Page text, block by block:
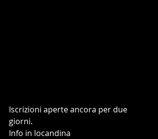
Iscrizioni aperte ancora per due
giorni.
Info in locandina